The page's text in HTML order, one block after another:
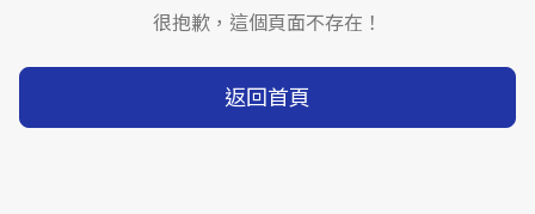
很抱歉，這個頁面不存在！
返回首頁